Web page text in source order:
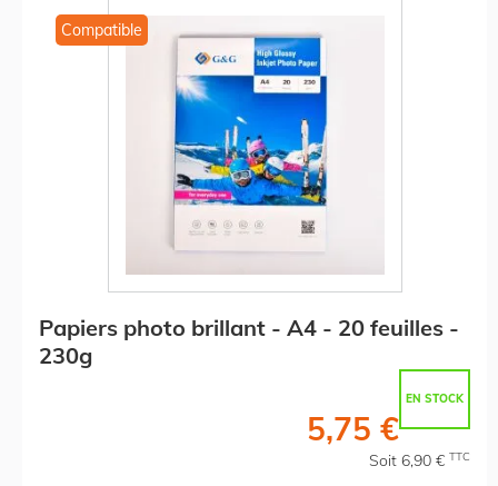
Compatible
Papiers photo brillant - A4 - 20 feuilles -
230g
EN STOCK
5,75 €
Soit 6,90 € TTC